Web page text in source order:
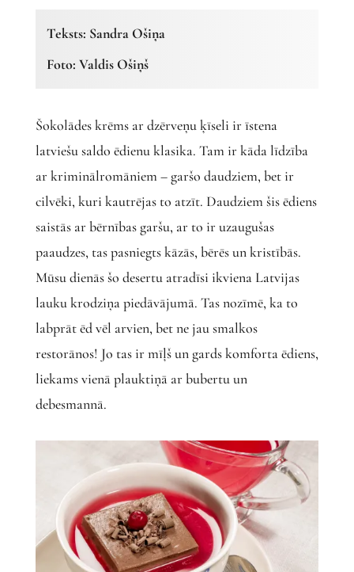
Teksts: Sandra Ošiņa
Foto: Valdis Ošiņš
Šokolādes krēms ar dzērveņu ķīseli ir īstena
latviešu saldo ēdienu klasika. Tam ir kāda līdzība
ar kriminālromāniem – garšo daudziem, bet ir
cilvēki, kuri kautrējas to atzīt. Daudziem šis ēdiens
saistās ar bērnības garšu, ar to ir uzaugušas
paaudzes, tas pasniegts kāzās, bērēs un kristībās.
Mūsu dienās šo desertu atradīsi ikviena Latvijas
lauku krodziņa piedāvājumā. Tas nozīmē, ka to
labprāt ēd vēl arvien, bet ne jau smalkos
restorānos! Jo tas ir mīļš un gards komforta ēdiens,
liekams vienā plauktiņā ar bubertu un
debesmannā.